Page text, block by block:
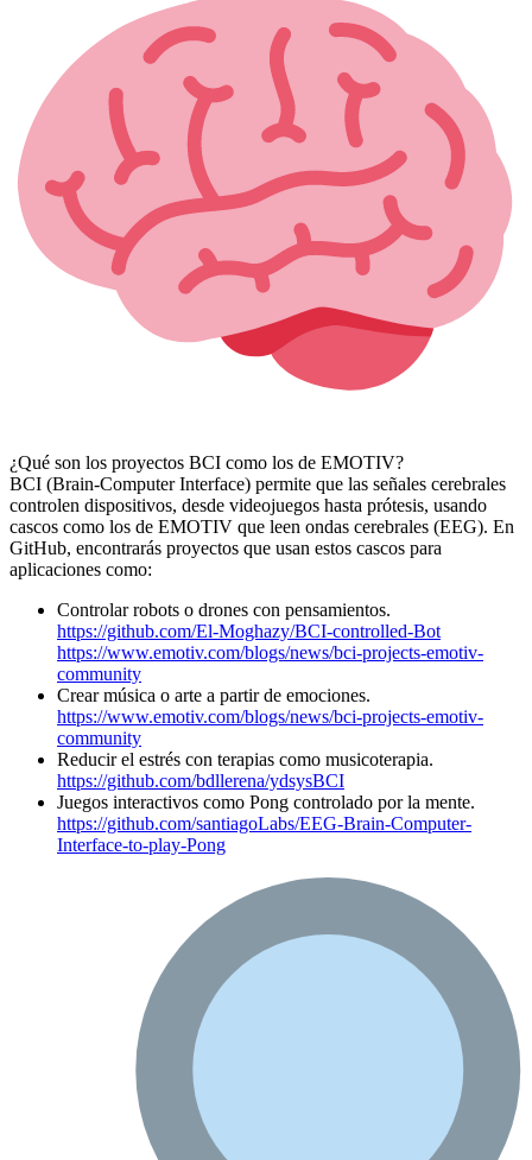
¿Qué son los proyectos BCI como los de EMOTIV?
BCI (Brain-Computer Interface) permite que las señales cerebrales
controlen dispositivos, desde videojuegos hasta prótesis, usando
cascos como los de EMOTIV que leen ondas cerebrales (EEG). En
GitHub, encontrarás proyectos que usan estos cascos para
aplicaciones como:
Controlar robots o drones con pensamientos.
https://github.com/El-Moghazy/BCI-controlled-Bot
https://www.emotiv.com/blogs/news/bci-projects-emotiv-
community
Crear música o arte a partir de emociones.
https://www.emotiv.com/blogs/news/bci-projects-emotiv-
community
Reducir el estrés con terapias como musicoterapia.
https://github.com/bdllerena/ydsysBCI
Juegos interactivos como Pong controlado por la mente.
https://github.com/santiagoLabs/EEG-Brain-Computer-
Interface-to-play-Pong